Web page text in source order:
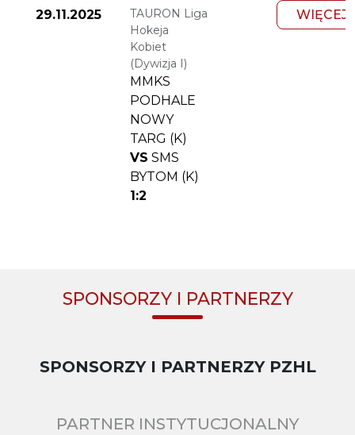
29.11.2025
TAURON Liga
Hokeja
Kobiet
(Dywizja I)
MMKS
PODHALE
NOWY
TARG (K)
VS SMS
BYTOM (K)
1:2
WIĘCEJ
SPONSORZY I PARTNERZY
SPONSORZY I PARTNERZY PZHL
PARTNER INSTYTUCJONALNY